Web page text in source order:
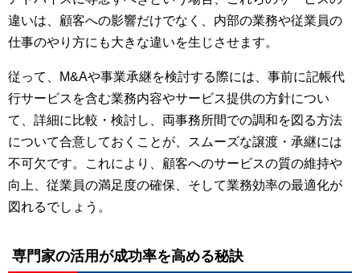
違いは、顧客への影響だけでなく、内部の業務や従業員の
仕事のやり方にも大きな違いを生じさせます。
従って、M&Aや事業承継を検討する際には、事前に記帳代
行サービスを含む業務内容やサービス提供の方針につい
て、詳細に比較・検討し、両事務所間での調和を図る方法
について合意しておくことが、スムーズな譲渡・承継には
不可欠です。これにより、顧客へのサービスの質の維持や
向上、従業員の満足度の確保、そして業務効率の最適化が
図れるでしょう。
専門家の活用が成功率を高める秘訣